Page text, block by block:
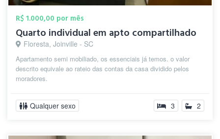
R$ 1.000,00 por mês
Quarto individual em apto compartilhado
Floresta, Joinville - SC
Apartamento semi mobiliado, os essenciais já temos. o valor
descrito equivale ao rateio das contas da casa dividido pelos
moradores.
Qualquer sexo 3 2